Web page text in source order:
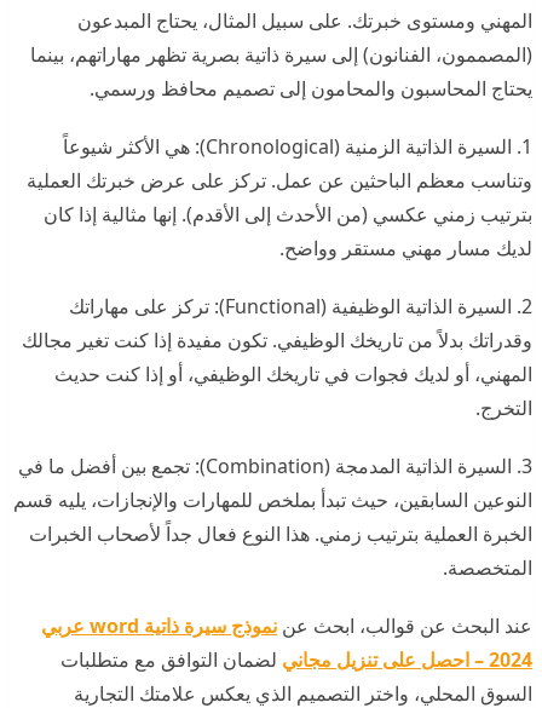
المهني ومستوى خبرتك. على سبيل المثال، يحتاج المبدعون
(المصممون، الفنانون) إلى سيرة ذاتية بصرية تظهر مهاراتهم، بينما
يحتاج المحاسبون والمحامون إلى تصميم محافظ ورسمي.
1. السيرة الذاتية الزمنية (Chronological): هي الأكثر شيوعاً
وتناسب معظم الباحثين عن عمل. تركز على عرض خبرتك العملية
بترتيب زمني عكسي (من الأحدث إلى الأقدم). إنها مثالية إذا كان
لديك مسار مهني مستقر وواضح.
2. السيرة الذاتية الوظيفية (Functional): تركز على مهاراتك
وقدراتك بدلاً من تاريخك الوظيفي. تكون مفيدة إذا كنت تغير مجالك
المهني، أو لديك فجوات في تاريخك الوظيفي، أو إذا كنت حديث
التخرج.
3. السيرة الذاتية المدمجة (Combination): تجمع بين أفضل ما في
النوعين السابقين، حيث تبدأ بملخص للمهارات والإنجازات، يليه قسم
الخبرة العملية بترتيب زمني. هذا النوع فعال جداً لأصحاب الخبرات
المتخصصة.
عند البحث عن قوالب، ابحث عن
نموذج سيرة ذاتية word عربي
2024 – احصل على تنزيل مجاني
لضمان التوافق مع متطلبات
السوق المحلي، واختر التصميم الذي يعكس علامتك التجارية